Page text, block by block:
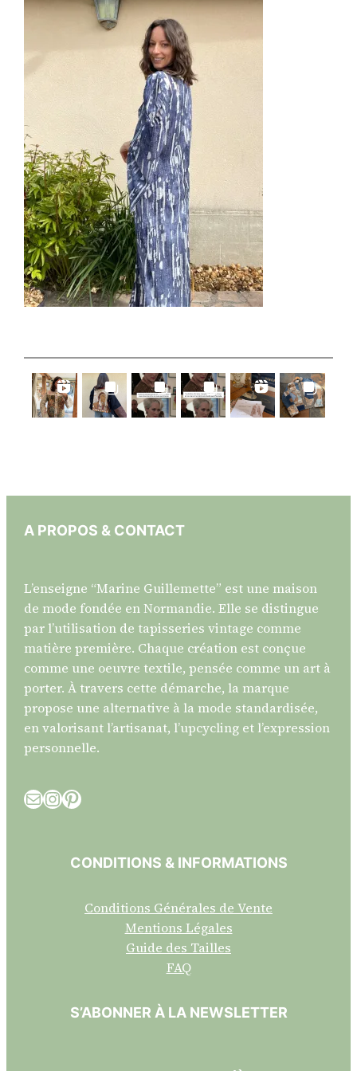
A PROPOS & CONTACT
L’enseigne “Marine Guillemette” est une maison
de mode fondée en Normandie. Elle se distingue
par l’utilisation de tapisseries vintage comme
matière première. Chaque création est conçue
comme une oeuvre textile, pensée comme un art à
porter. À travers cette démarche, la marque
propose une alternative à la mode standardisée,
en valorisant l’artisanat, l’upcycling et l’expression
personnelle.
E-mail InstagramPinterest
CONDITIONS & INFORMATIONS
Conditions Générales de Vente
Mentions Légales
Guide des Tailles
FAQ
S’ABONNER À LA NEWSLETTER